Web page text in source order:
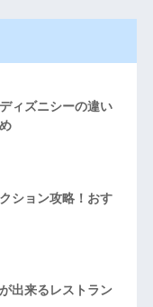
ィズニシーの違い
ション攻略！おす
出来るレストラン